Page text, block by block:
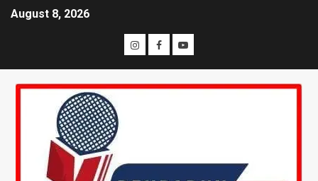
August 8, 2026